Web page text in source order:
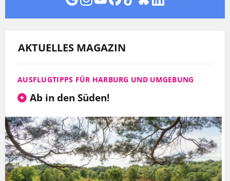
AKTUELLES MAGAZIN
AUSFLUGTIPPS FÜR HARBURG UND UMGEBUNG
Ab in den Süden!